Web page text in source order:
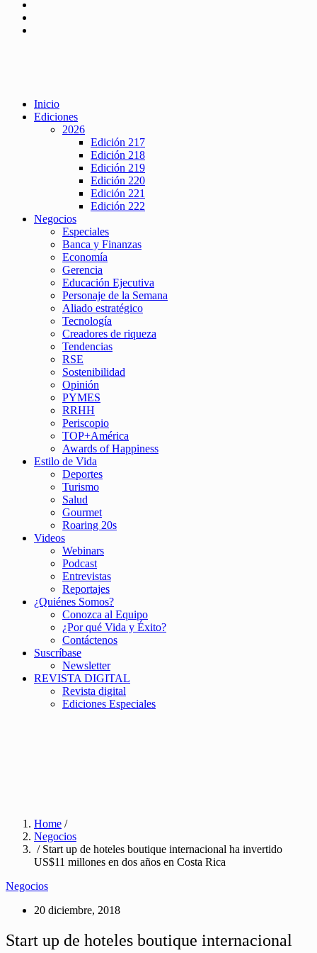
Inicio
Ediciones
2026
Edición 217
Edición 218
Edición 219
Edición 220
Edición 221
Edición 222
Negocios
Especiales
Banca y Finanzas
Economía
Gerencia
Educación Ejecutiva
Personaje de la Semana
Aliado estratégico
Tecnología
Creadores de riqueza
Tendencias
RSE
Sostenibilidad
Opinión
PYMES
RRHH
Periscopio
TOP+América
Awards of Happiness
Estilo de Vida
Deportes
Turismo
Salud
Gourmet
Roaring 20s
Videos
Webinars
Podcast
Entrevistas
Reportajes
¿Quiénes Somos?
Conozca al Equipo
¿Por qué Vida y Éxito?
Contáctenos
Suscríbase
Newsletter
REVISTA DIGITAL
Revista digital
Ediciones Especiales
Home /
Negocios
/ Start up de hoteles boutique internacional ha invertido
US$11 millones en dos años en Costa Rica
Negocios
20 diciembre, 2018
Start up de hoteles boutique internacional